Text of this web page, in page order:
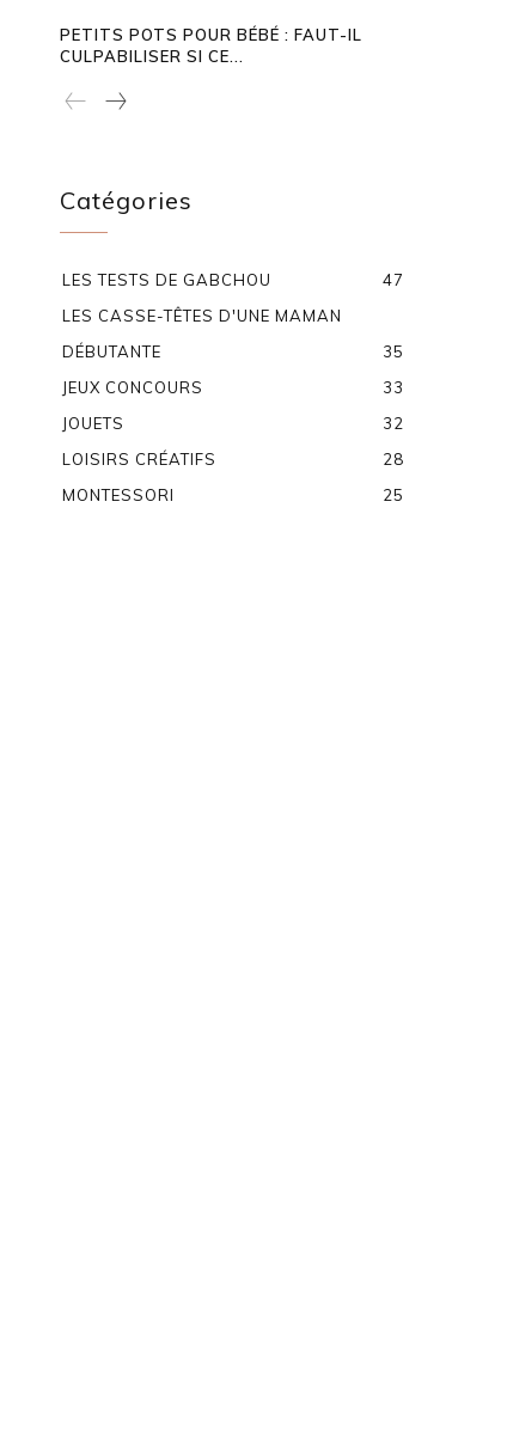
PETITS POTS POUR BÉBÉ : FAUT-IL
CULPABILISER SI CE...
Catégories
LES TESTS DE GABCHOU
47
LES CASSE-TÊTES D'UNE MAMAN
DÉBUTANTE
35
JEUX CONCOURS
33
JOUETS
32
LOISIRS CRÉATIFS
28
MONTESSORI
25